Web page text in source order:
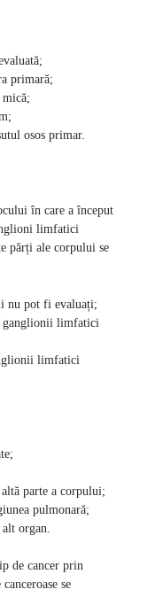
primară;
osos primar.
în care a început
limfatici
părți ale corpului se
nu pot fi evaluați;
ganglionii limfatici
limfatici
parte a corpului;
pulmonară;
organ.
de cancer prin
se